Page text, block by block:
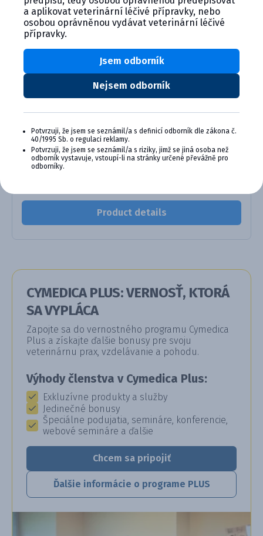
proti respiračným a reprodukčným ochoreniam teliat
od 12 týždňov veku.
Alternativní produkty
Product details
CYMEDICA PLUS: VERNOSŤ, KTORÁ
SA VYPLÁCA
Zapojte sa do vernostného programu Cymedica
Plus a získajte ďalšie bonusy pre svoju
veterinárnu prax, vzdelávanie a pohodu.
Výhody členstva v Cymedica Plus:
Exkluzívne produkty a služby
Jedinečné bonusy
Špeciálne podujatia, semináre, konferencie,
webové semináre a ďalšie
Chcem sa pripojiť
Ďalšie informácie o programe PLUS
a aplikovat veterinární léčivé přípravky, nebo
osobou oprávněnou vydávat veterinární léčivé
přípravky.
Nejsem odborník
Jsem odborník
Potvrzuji, že jsem se seznámil/a s definicí odborník dle zákona č.
40/1995 Sb. o regulaci reklamy.
Potvrzuji, že jsem se seznámil/a s riziky, jimž se jiná osoba než
odborník vystavuje, vstoupí-li na stránky určené převážně pro
odborníky.